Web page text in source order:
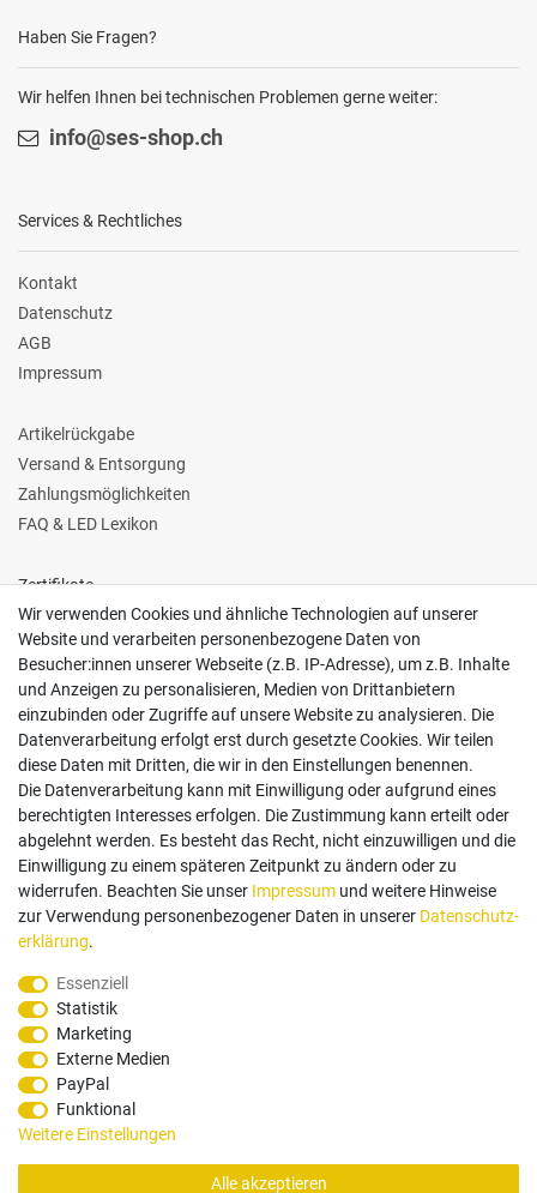
Haben Sie Fragen?
Wir helfen Ihnen bei technischen Problemen gerne weiter:
info@ses-shop.ch
Services & Rechtliches
Kontakt
Datenschutz
AGB
Impressum
Artikelrückgabe
Versand & Entsorgung
Zahlungsmöglichkeiten
FAQ & LED Lexikon
Zertifikate
Follow us
Zahlungsarten
Paypal
Versand Dienstleister
Wir verwenden Cookies und ähnliche Technologien auf unserer
Website und verarbeiten personenbezogene Daten von
Besucher:innen unserer Webseite (z.B. IP-Adresse), um z.B. Inhalte
und Anzeigen zu personalisieren, Medien von Drittanbietern
einzubinden oder Zugriffe auf unsere Website zu analysieren. Die
Datenverarbeitung erfolgt erst durch gesetzte Cookies. Wir teilen
diese Daten mit Dritten, die wir in den Einstellungen benennen.
Die Datenverarbeitung kann mit Einwilligung oder aufgrund eines
berechtigten Interesses erfolgen. Die Zustimmung kann erteilt oder
abgelehnt werden. Es besteht das Recht, nicht einzuwilligen und die
Einwilligung zu einem späteren Zeitpunkt zu ändern oder zu
widerrufen. Beachten Sie unser Impressum und weitere Hinweise
zur Verwendung personenbezogener Daten in unserer Daten­schutz­
erklärung.
Essenziell
Statistik
Marketing
Externe Medien
PayPal
Funktional
Weitere Einstellungen
Alle akzeptieren